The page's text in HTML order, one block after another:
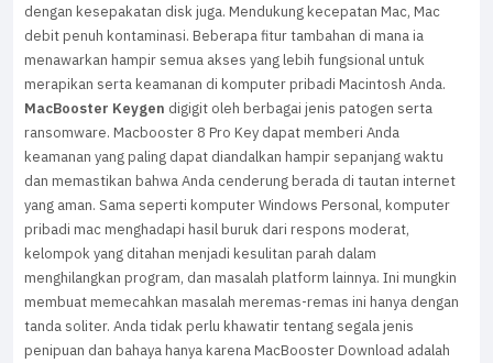
dengan kesepakatan disk juga. Mendukung kecepatan Mac, Mac
debit penuh kontaminasi. Beberapa fitur tambahan di mana ia
menawarkan hampir semua akses yang lebih fungsional untuk
merapikan serta keamanan di komputer pribadi Macintosh Anda.
MacBooster Keygen digigit oleh berbagai jenis patogen serta
ransomware. Macbooster 8 Pro Key dapat memberi Anda
keamanan yang paling dapat diandalkan hampir sepanjang waktu
dan memastikan bahwa Anda cenderung berada di tautan internet
yang aman. Sama seperti komputer Windows Personal, komputer
pribadi mac menghadapi hasil buruk dari respons moderat,
kelompok yang ditahan menjadi kesulitan parah dalam
menghilangkan program, dan masalah platform lainnya. Ini mungkin
membuat memecahkan masalah meremas-remas ini hanya dengan
tanda soliter. Anda tidak perlu khawatir tentang segala jenis
penipuan dan bahaya hanya karena MacBooster Download adalah